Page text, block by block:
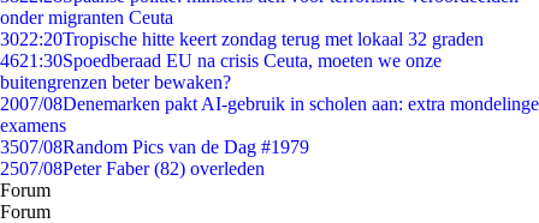
onder migranten Ceuta
3022:20Tropische hitte keert zondag terug met lokaal 32 graden
4621:30Spoedberaad EU na crisis Ceuta, moeten we onze
buitengrenzen beter bewaken?
2007/08Denemarken pakt AI-gebruik in scholen aan: extra mondelinge
examens
3507/08Random Pics van de Dag #1979
2507/08Peter Faber (82) overleden
Forum
Forum